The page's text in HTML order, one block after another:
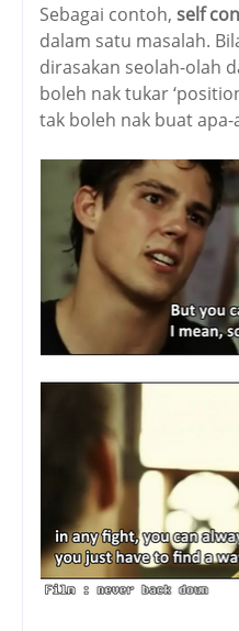
Sebagai contoh, self
dalam satu masalah.
dirasakan seolah-olah
boleh nak tukar
tak boleh nak buat apa-